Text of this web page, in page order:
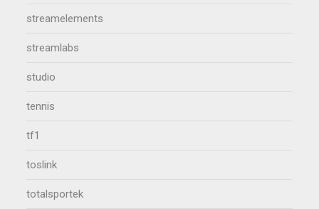
streamelements
streamlabs
studio
tennis
tf1
toslink
totalsportek